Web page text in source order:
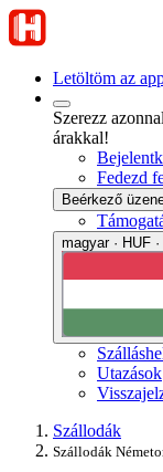
Letöltöm az
Szerezz
árakkal!
Fedezd
Beérkező
magyar · HUF
Utazások
Szállodák
Szállodák